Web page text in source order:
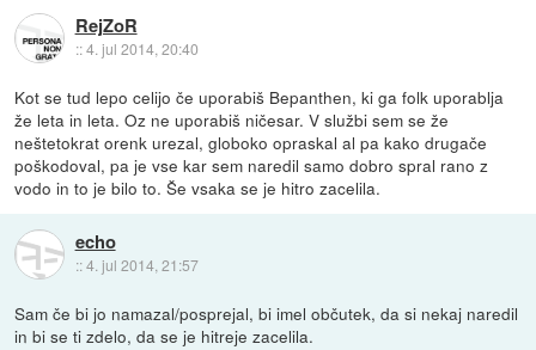
RejZoR
::4. jul 2014, 20:40
Kot se tud lepo celijo če uporabiš Bepanthen, ki ga folk uporablja
že leta in leta. Oz ne uporabiš ničesar. V službi sem se že
neštetokrat orenk urezal, globoko opraskal al pa kako drugače
poškodoval, pa je vse kar sem naredil samo dobro spral rano z
vodo in to je bilo to. Še vsaka se je hitro zacelila.
echo
::4. jul 2014, 21:57
Sam če bi jo namazal/posprejal, bi imel občutek, da si nekaj naredil
in bi se ti zdelo, da se je hitreje zacelila.